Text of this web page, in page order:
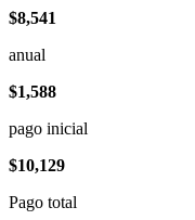
$8,541
anual
$1,588
pago inicial
$10,129
Pago total